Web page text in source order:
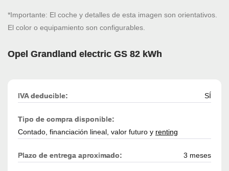
*Importante: El coche y detalles de esta imagen son orientativos.
El color o equipamiento son configurables.
Opel Grandland electric GS 82 kWh
IVA deducible: SÍ
Tipo de compra disponible:
Contado, financiación lineal, valor futuro y renting
Plazo de entrega aproximado: 3 meses